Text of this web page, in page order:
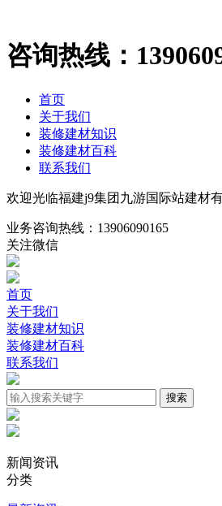
咨询热线：
首页
关于我们
装修建材知识
装修建材百科
联系我们
欢迎光临福建j9集团九游国际站建材
业务咨询热线： 13906090165
关注微信
首页
关于我们
装修建材知识
装修建材百科
联系我们
新闻资讯
分类